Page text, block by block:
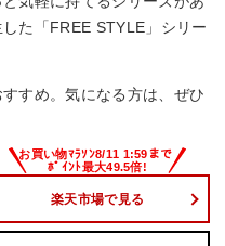
た「FREE STYLE」シリー
すめ。気になる方は、ぜひ
楽天市場で見る